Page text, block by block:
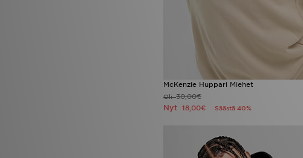
McKenzie Huppari Miehet
Oli30,00€
Nyt 18,00€ Säästä 40%